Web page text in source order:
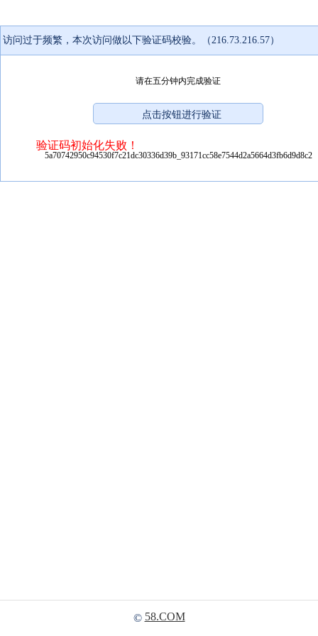
访问过于频繁，本次访问做以下验证码校验。（216.73.216.57）
请在五分钟内完成验证
验证码初始化失败！
5a70742950c94530f7c21dc30336d39b_93171cc58e7544d2a5664d3fb6d9d8c2
© 58.COM